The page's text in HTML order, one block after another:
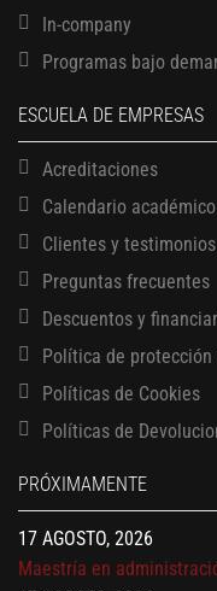
In-company
Programas bajo
ESCUELA DE EMPRESAS
Acreditaciones
Calendario académico
Clientes y testimonios
Preguntas frecuentes
Descuentos y
Política de
Políticas de Cookies
Políticas de
PRÓXIMAMENTE
13 AGOSTO, 2026
Finanzas para no
Gerencia de empresas
17 AGOSTO, 2026
Maestría en
17 AGOSTO, 2026